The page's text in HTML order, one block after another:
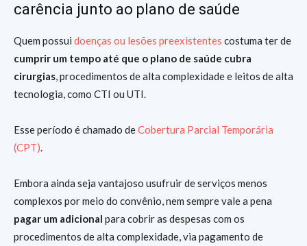
carência junto ao plano de saúde
Quem possui doenças ou lesões preexistentes costuma ter de
cumprir um tempo até que o plano de saúde cubra
cirurgias, procedimentos de alta complexidade e leitos de alta
tecnologia, como CTI ou UTI.
Esse período é chamado deCobertura Parcial Temporária
(CPT).
Embora ainda seja vantajoso usufruir de serviços menos
complexos por meio do convênio, nem sempre vale a pena
pagar um adicional para cobrir as despesas com os
procedimentos de alta complexidade, via pagamento de